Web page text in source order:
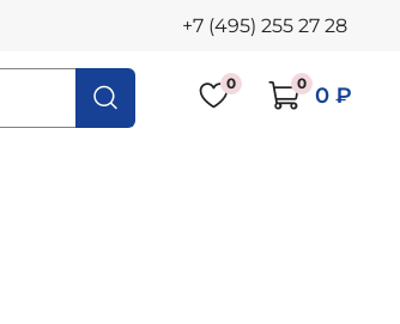
+7 (495) 255 27 28
0 0 0 ₽